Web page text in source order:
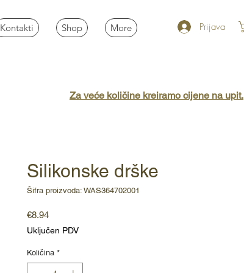
Kontakti Shop More Prijava
Silikonske drške
Šifra proizvoda: WAS364702001
€8.94Cijena
Uključen PDV
Količina *
Za veće količine kreiramo cijene na upit.